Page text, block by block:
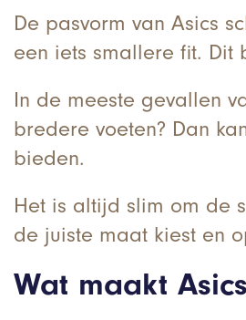
De pasvorm van Asics
een iets smallere fit. Dit
In de meeste gevallen
bredere voeten? Dan
bieden.
Het is altijd slim om de
de juiste maat kiest en
Wat maakt